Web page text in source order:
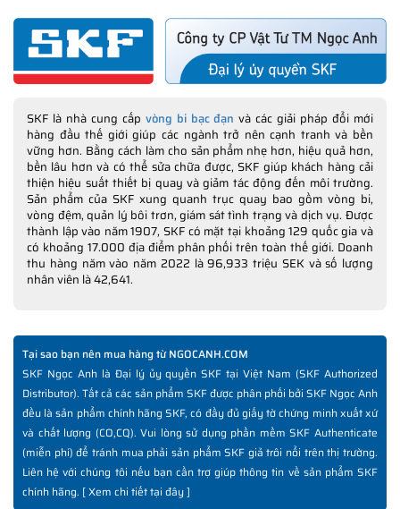
SKF là nhà cung cấp vòng bi bạc đạn và các giải pháp đổi mới
hàng đầu thế giới giúp các ngành trở nên cạnh tranh và bền
vững hơn. Bằng cách làm cho sản phẩm nhẹ hơn, hiệu quả hơn,
bền lâu hơn và có thể sửa chữa được, SKF giúp khách hàng cải
thiện hiệu suất thiết bị quay và giảm tác động đến môi trường.
Sản phẩm của SKF xung quanh trục quay bao gồm vòng bi,
vòng đệm, quản lý bôi trơn, giám sát tình trạng và dịch vụ. Được
thành lập vào năm 1907, SKF có mặt tại khoảng 129 quốc gia và
có khoảng 17.000 địa điểm phân phối trên toàn thế giới. Doanh
thu hàng năm vào năm 2022 là 96,933 triệu SEK và số lượng
nhân viên là 42,641.
Tại sao bạn nên mua hàng từ NGOCANH.COM
SKF Ngọc Anh là Đại lý ủy quyền SKF tại Việt Nam (SKF Authorized
Distributor). Tất cả các sản phẩm SKF được phân phối bởi SKF Ngọc Anh
đều là sản phẩm chính hãng SKF, có đầy đủ giấy tờ chứng minh xuất xứ
và chất lượng (CO,CQ). Vui lòng sử dụng phần mềm SKF Authenticate
(miễn phí) để tránh mua phải sản phẩm SKF giả trôi nổi trên thị trường.
Liên hệ với chúng tôi nếu bạn cần trợ giúp thông tin về sản phẩm SKF
chính hãng. [Xem chi tiết tại đây]